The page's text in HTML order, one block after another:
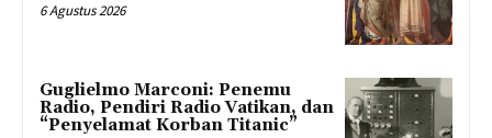
6 Agustus 2026
Guglielmo Marconi: Penemu
Radio, Pendiri Radio Vatikan, dan
“Penyelamat Korban Titanic”